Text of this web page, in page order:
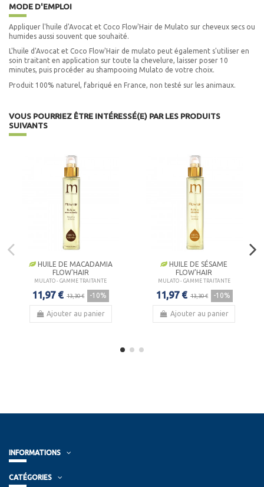
MODE D'EMPLOI
Appliquer l'huile d'Avocat et Coco Flow'Hair de Mulato sur cheveux secs ou
humides aussi souvent que souhaité.
L'huile d'Avocat et Coco Flow'Hair de mulato peut également s'utiliser en
soin traitant en application sur toute la chevelure, laisser poser 10
minutes, puis procéder au shampooing Mulato de votre choix.
Produit 100% naturel, fabriqué en France, non testé sur les animaux.
VOUS POURRIEZ ÊTRE INTÉRESSÉ(E) PAR LES PRODUITS
SUIVANTS
HUILE DE MACADAMIA
FLOW'HAIR
MULATO - GAMME TRAITANTE
11,97 € 13,30 € -10%
Ajouter au panier
HUILE DE SÉSAME
FLOW'HAIR
MULATO - GAMME TRAITANTE
11,97 € 13,30 € -10%
Ajouter au panier
INFORMATIONS
CATÉGORIES